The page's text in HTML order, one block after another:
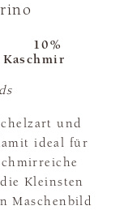
10%
Kaschmir
und
ideal für
Kleinsten
Maschenbild